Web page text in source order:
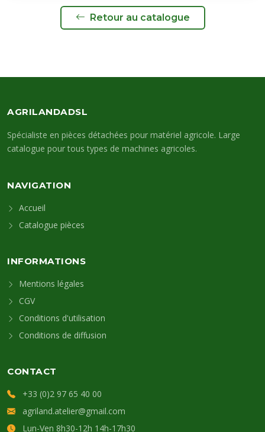
Retour au catalogue
AGRILANDADSL
Spécialiste en pièces détachées pour matériel agricole. Large
catalogue pour tous types de machines agricoles.
NAVIGATION
Accueil
Catalogue pièces
INFORMATIONS
Mentions légales
CGV
Conditions d'utilisation
Conditions de diffusion
CONTACT
+33 (0)2 97 65 40 00
agriland.atelier@gmail.com
Lun-Ven 8h30-12h 14h-17h30